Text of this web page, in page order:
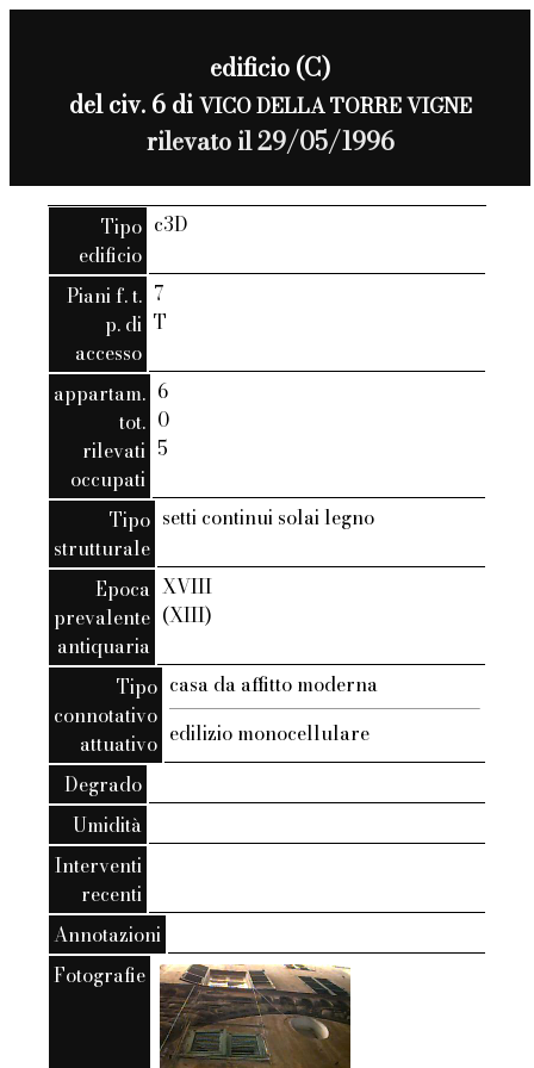
edificio (C)
del civ. 6 diVICO DELLA TORRE VIGNE
rilevato il 29/05/1996
Tipo
edificio
c3D
Piani f. t.
p. di
accesso
7
T
appartam.
tot.
rilevati
occupati
6
0
5
Tipo
strutturale
setti continui solai legno
Epoca
prevalente
antiquaria
XVIII
(XIII)
Tipo
connotativo
attuativo
casa da affitto moderna
edilizio monocellulare
Degrado
Umidità
Interventi
recenti
Annotazioni
Fotografie